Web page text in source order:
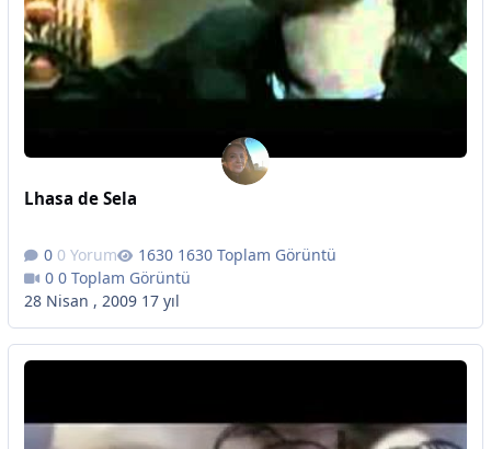
Lhasa de Sela
0 Yorum
1630 Toplam Görüntü
0 Toplam Görüntü
28 Nisan , 2009 17 yıl